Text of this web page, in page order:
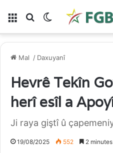
Lîste Gera li serSwitch skin
Mal / Daxuyanî
Hevrê Tekîn
herî esîl a
Ji raya giştî û
19/08/2025 552 2